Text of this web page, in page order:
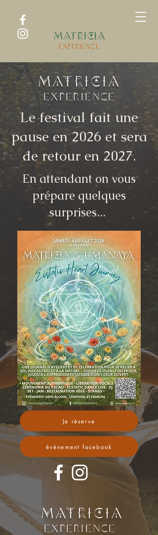
MATRICIA
experience
MATRICIA
experience
Le festival fait une
pause en 2026 et sera
de retour en 2027.
En attendant on vous
prépare quelques
surprises...
Je réserve
évènement facebook
MATRICIA
experience